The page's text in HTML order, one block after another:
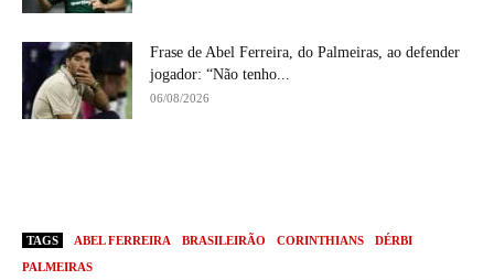
Frase de Abel Ferreira, do Palmeiras, ao defender
jogador: “Não tenho...
06/08/2026
TAGS ABEL FERREIRA BRASILEIRÃO CORINTHIANS
DÉRBI
PALMEIRAS